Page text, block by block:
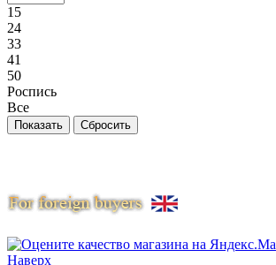
15
24
33
41
50
Роспись
Все
Наверх